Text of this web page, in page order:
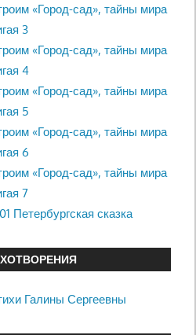
«Город-сад», тайны мира
3
«Город-сад», тайны мира
4
«Город-сад», тайны мира
5
«Город-сад», тайны мира
6
«Город-сад», тайны мира
7
Петербургская сказка
Галины Сергеевны